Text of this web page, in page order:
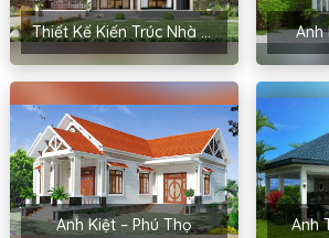
Thiết Kế Kiến Trúc Nhà Cấp 4 Của Chị Hoa – Hải Phòng Anh
Anh Kiệt – Phú Thọ Anh